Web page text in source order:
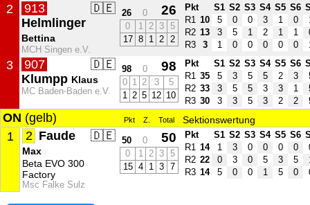
2 🇩🇪
913
Helmlinger
Bettina
MCH Singen e.V.
26 0 26
0 1 2 3
5
17
8 1 2 2
Pkt S1 S2 S3 S4 S5 S6
R1
10 5 0 0 3 1 0
R2 13 3 5 1 2 1 1
R3
3 1 0 0 0 0 0
3 🇩🇪
907
Klumpp Klaus
MC Baden-Baden e.V.
98 0 98
0 1 2 3
5
1
2 5 12 10
Pkt S1 S2 S3 S4 S5 S6
R1
35 5 3 5 5 2 3
R2 33 3 5 5 3 3 1
R3 30 3 3 5 3 2 2
ON (gelb) Pkt Z. Total Sektionswertung
1 🇩🇪
2 Faude
Max
Beta EVO 300
Factory
Msc Falke Sulz
50 0 50
0 1 2 3
5
15
4 1 3 7
Pkt S1 S2 S3 S4 S5 S6
R1
14 1 3 0 0 0 0
R2 22 0 3 0 5 3 5
R3 14 5 0 0 1 5 0